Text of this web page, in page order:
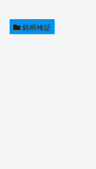
銘柄検証